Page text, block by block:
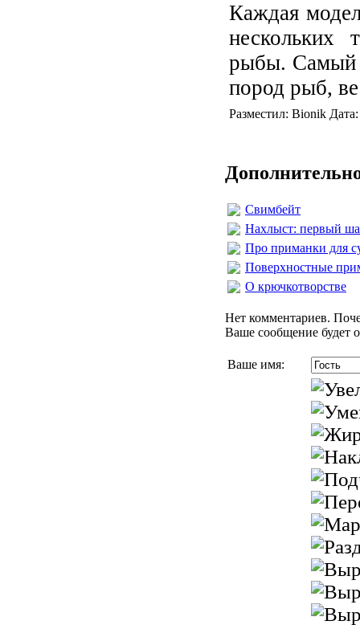
Каждая
нескольких
рыбы. Самый
пород рыб,
Разместил: Bionik
Свимбейт
Нахлыст: первый
Про приманки для
Поверхностные
О крючкотворстве
Нет комментариев.
Ваше сообщение будет
Ваше имя: